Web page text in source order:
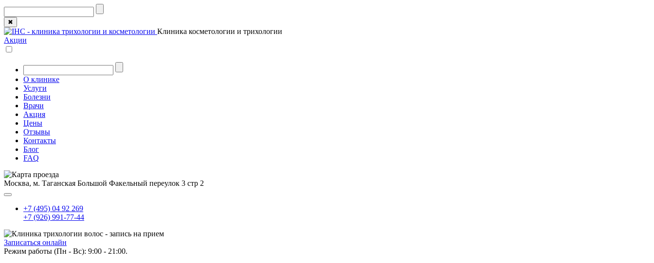
✖
Клиника косметологии и трихологии
Акции
О клинике
Услуги
Болезни
Врачи
Акция
Цены
Отзывы
Контакты
Блог
FAQ
Москва, м. Таганская Большой Факельный переулок 3 стр 2
+7 (495) 04 92 269
+7 (926) 991-77-44
Записаться онлайн
Режим работы (Пн - Вс): 9:00 - 21:00.